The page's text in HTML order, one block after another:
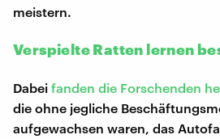
meistern.
Verspielte Ratten lernen
Dabei fanden die Forschenden
die ohne jegliche
aufgewachsen waren, das